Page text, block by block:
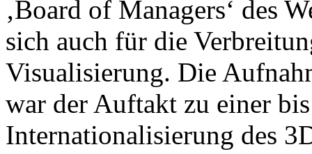
‚Board of Managers‘ des
sich auch für die
Visualisierung. Die
war der Auftakt zu einer
Internationalisierung des